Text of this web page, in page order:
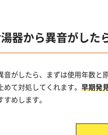
器から異音がした
音がしたら、まずは使用年数と
めて対処してくれます。 早期発
めします。